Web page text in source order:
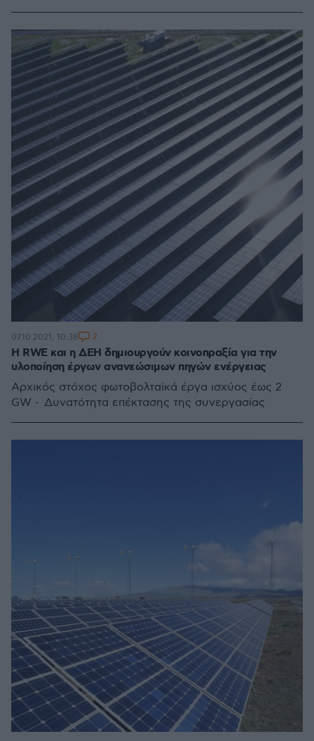
Η RWE και η ΔΕΗ δημιουργούν κοινοπραξία για την
υλοποίηση έργων ανανεώσιμων πηγών ενέργειας
Αρχικός στόχος φωτοβολταϊκά έργα ισχύος έως 2
GW - Δυνατότητα επέκτασης της συνεργασίας
07.10.2021, 10:38 2